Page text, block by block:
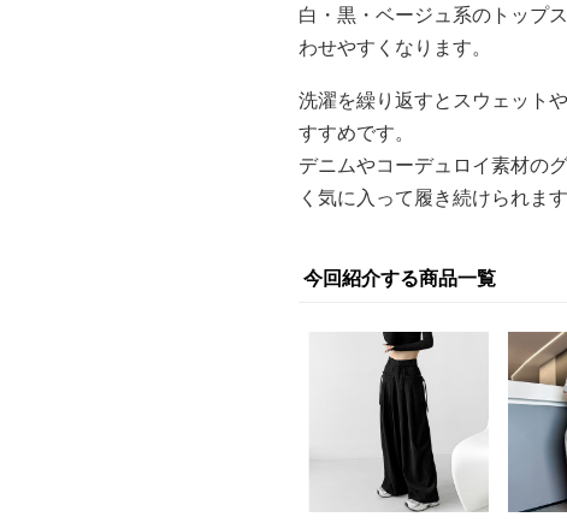
白・黒・ベージュ系のトップ
わせやすくなります。
洗濯を繰り返すとスウェット
すすめです。
デニムやコーデュロイ素材の
く気に入って履き続けられます
今回紹介する商品一覧